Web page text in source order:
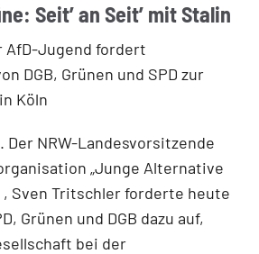
Seitʼ an Seitʼ mit Stalin
AfD-Jugend fordert
DGB, Grünen und SPD zur
Köln
Der NRW-Landesvorsitzende
„Junge Alternative
, Sven Tritschler forderte heute
Grünen und DGB dazu auf,
bei der